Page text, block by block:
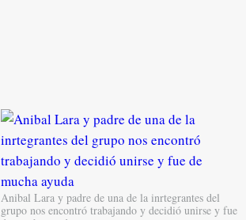
Anibal Lara y padre de una de la inrtegrantes del
grupo nos encontró trabajando y decidió unirse y fue